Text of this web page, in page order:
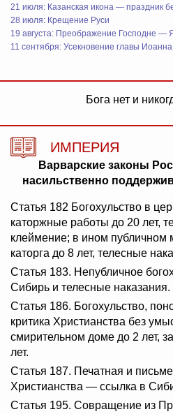
21 июля: Казанская икона — праздник
28 июля: Крещение Руси
19 августа: Преображение Господне —
11 сентября: Усекновение главы
Бога нет и
ИМПЕРИЯ
Варварские законы
насильственно
Статья 182 Богохульство в
каторжные работы до 20 лет,
клеймение; в ином публичном
каторга до 8 лет, телесные
Статья 183. Непубличное
Сибирь и телесные наказания.
Статья 186. Богохульство,
критика Христианства без
смирительном доме до 2 лет,
лет.
Статья 187. Печатная и
Христианства — ссылка в
Статья 195. Совращение из